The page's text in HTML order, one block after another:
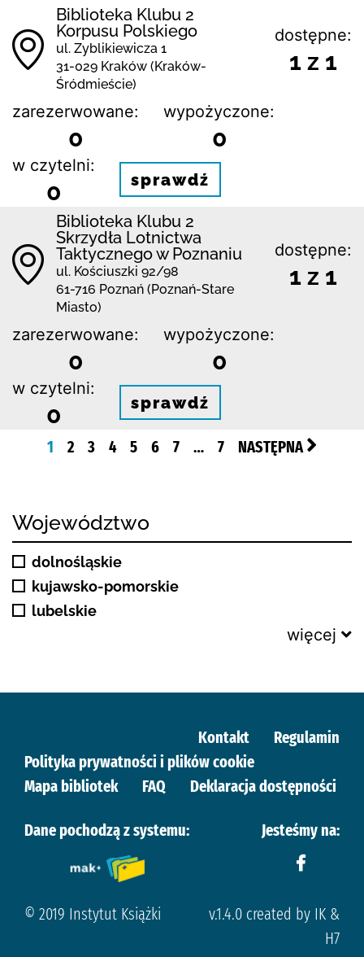
Biblioteka Klubu 2
Korpusu Polskiego
ul. Zyblikiewicza 1
31-029 Kraków (Kraków-
Śródmieście)
dostępne:
1 z 1
zarezerwowane:
0
wypożyczone:
0
w czytelni:
0 sprawdź
Biblioteka Klubu 2
Skrzydła Lotnictwa
Taktycznego w Poznaniu
ul. Kościuszki 92/98
61-716 Poznań (Poznań-Stare
Miasto)
dostępne:
1 z 1
zarezerwowane:
0
wypożyczone:
0
w czytelni:
0 sprawdź
1 2 3 4 5 6 7 … 7 NASTĘPNA
Województwo
dolnośląskie
kujawsko-pomorskie
lubelskie
więcej
Kontakt
Regulamin
Polityka prywatności i plików cookie
Mapa bibliotek
FAQ Deklaracja dostępności
Dane pochodzą z systemu: Jesteśmy na:
© 2019 Instytut Książki
v.1.4.0 created by IK &
H7